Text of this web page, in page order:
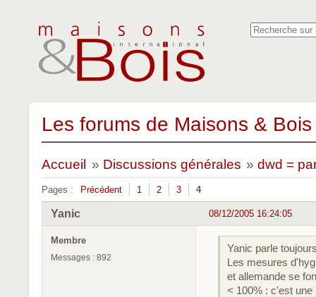
Les forums de Maisons &
Accueil » Discussions générales »dwd =
Pages : Précédent 1 2 3 4
08/12/2005 16:24:05
Yanic
Membre
Messages : 892
Yanic parle
Les mesures
et allemande se
< 100% : c'est une